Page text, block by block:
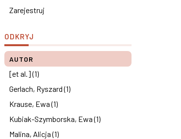
Zarejestruj
ODKRYJ
AUTOR
[et al.] (1)
Gerlach, Ryszard (1)
Krause, Ewa (1)
Kubiak-Szymborska, Ewa (1)
Malina, Alicja (1)